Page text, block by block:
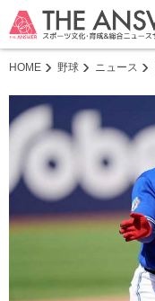
HOME 野球 ニュース